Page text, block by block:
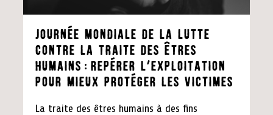
Journée mondiale de la lutte
contre la traite des êtres
humains:repérer l’exploitation
pour mieux protéger les victimes
La traite des êtres humains à des fins